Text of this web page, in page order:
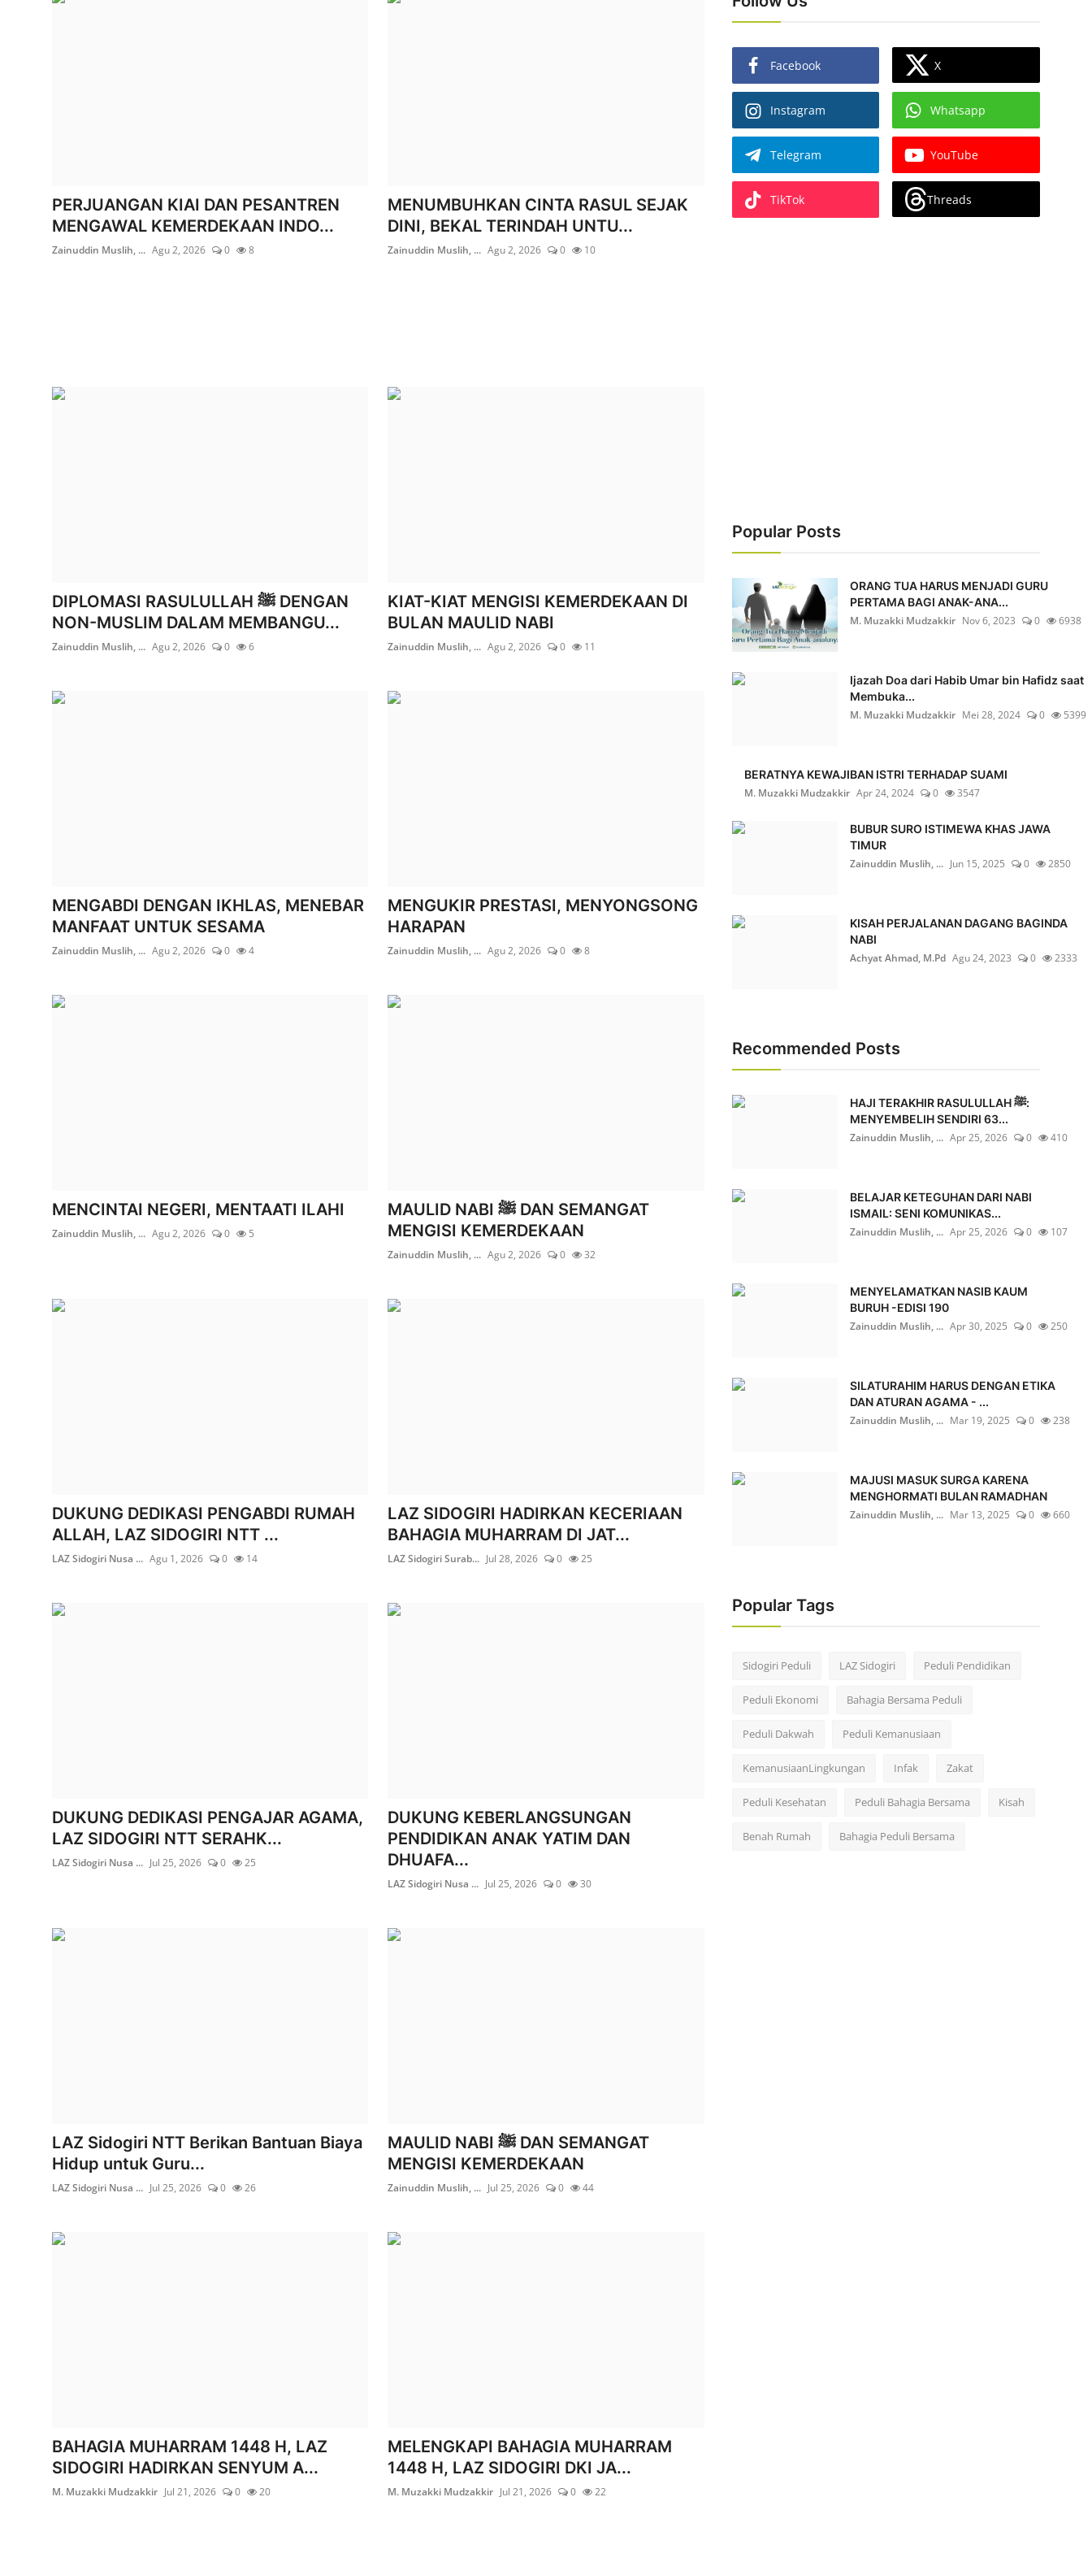
PERJUANGAN KIAI DAN PESANTREN
MENGAWAL KEMERDEKAAN INDO...
Zainuddin Muslih, ... Agu 2, 2026 0 8
MENUMBUHKAN CINTA RASUL SEJAK
DINI, BEKAL TERINDAH UNTU...
Zainuddin Muslih, ... Agu 2, 2026 0 10
DIPLOMASI RASULULLAH ﷺ DENGAN
NON-MUSLIM DALAM MEMBANGU...
Zainuddin Muslih, ... Agu 2, 2026 0 6
KIAT-KIAT MENGISI KEMERDEKAAN DI
BULAN MAULID NABI
Zainuddin Muslih, ... Agu 2, 2026 0 11
MENGABDI DENGAN IKHLAS, MENEBAR
MANFAAT UNTUK SESAMA
Zainuddin Muslih, ... Agu 2, 2026 0 4
MENGUKIR PRESTASI, MENYONGSONG
HARAPAN
Zainuddin Muslih, ... Agu 2, 2026 0 8
MENCINTAI NEGERI, MENTAATI ILAHI
Zainuddin Muslih, ... Agu 2, 2026 0 5
MAULID NABI ﷺ DAN SEMANGAT
MENGISI KEMERDEKAAN
Zainuddin Muslih, ... Agu 2, 2026 0 32
DUKUNG DEDIKASI PENGABDI RUMAH
ALLAH, LAZ SIDOGIRI NTT ...
LAZ Sidogiri Nusa ... Agu 1, 2026 0 14
LAZ SIDOGIRI HADIRKAN KECERIAAN
BAHAGIA MUHARRAM DI JAT...
LAZ Sidogiri Surab... Jul 28, 2026 0 25
DUKUNG DEDIKASI PENGAJAR AGAMA,
LAZ SIDOGIRI NTT SERAHK...
LAZ Sidogiri Nusa ... Jul 25, 2026 0 25
DUKUNG KEBERLANGSUNGAN
PENDIDIKAN ANAK YATIM DAN
DHUAFA...
LAZ Sidogiri Nusa ... Jul 25, 2026 0 30
LAZ Sidogiri NTT Berikan Bantuan Biaya
Hidup untuk Guru...
LAZ Sidogiri Nusa ... Jul 25, 2026 0 26
MAULID NABI ﷺ DAN SEMANGAT
MENGISI KEMERDEKAAN
Zainuddin Muslih, ... Jul 25, 2026 0 44
BAHAGIA MUHARRAM 1448 H, LAZ
SIDOGIRI HADIRKAN SENYUM A...
M. Muzakki Mudzakkir Jul 21, 2026 0 20
MELENGKAPI BAHAGIA MUHARRAM
1448 H, LAZ SIDOGIRI DKI JA...
M. Muzakki Mudzakkir Jul 21, 2026 0 22
Facebook X
Instagram Whatsapp
Telegram YouTube
TikTok Threads
Popular Posts
ORANG TUA HARUS MENJADI GURU
PERTAMA BAGI ANAK-ANA...
M. Muzakki Mudzakkir Nov 6, 2023 0 6938
Ijazah Doa dari Habib Umar bin Hafidz saat
Membuka...
M. Muzakki Mudzakkir Mei 28, 2024 0 5399
BERATNYA KEWAJIBAN ISTRI TERHADAP SUAMI
M. Muzakki Mudzakkir Apr 24, 2024 0 3547
BUBUR SURO ISTIMEWA KHAS JAWA
TIMUR
Zainuddin Muslih, ... Jun 15, 2025 0 2850
KISAH PERJALANAN DAGANG BAGINDA
NABI
Achyat Ahmad, M.Pd Agu 24, 2023 0 2333
Recommended Posts
HAJI TERAKHIR RASULULLAH ﷺ:
MENYEMBELIH SENDIRI 63...
Zainuddin Muslih, ... Apr 25, 2026 0 410
BELAJAR KETEGUHAN DARI NABI
ISMAIL: SENI KOMUNIKAS...
Zainuddin Muslih, ... Apr 25, 2026 0 107
MENYELAMATKAN NASIB KAUM
BURUH -EDISI 190
Zainuddin Muslih, ... Apr 30, 2025 0 250
SILATURAHIM HARUS DENGAN ETIKA
DAN ATURAN AGAMA - ...
Zainuddin Muslih, ... Mar 19, 2025 0 238
MAJUSI MASUK SURGA KARENA
MENGHORMATI BULAN RAMADHAN
Zainuddin Muslih, ... Mar 13, 2025 0 660
Popular Tags
Sidogiri Peduli LAZ Sidogiri Peduli Pendidikan
Peduli Ekonomi Bahagia Bersama Peduli
Peduli Dakwah Peduli Kemanusiaan
KemanusiaanLingkungan Infak Zakat
Peduli Kesehatan Peduli Bahagia Bersama Kisah
Benah Rumah Bahagia Peduli Bersama